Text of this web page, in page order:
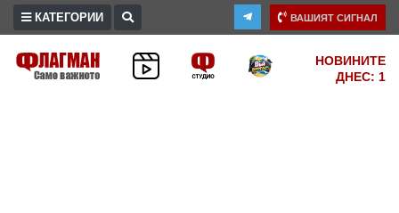
ПРОМО
КАТЕГОРИИ ВАШИЯТ СИГНАЛ
НОВИНИТЕ
ДНЕС: 1